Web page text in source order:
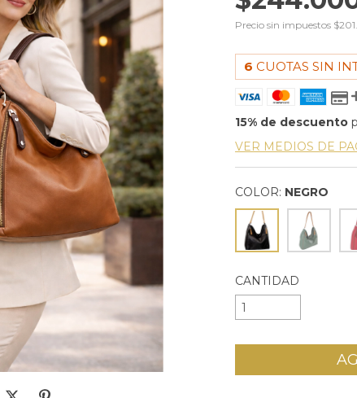
Precio sin impuestos
6 CUOTAS SIN
15% de descuento
VER MEDIOS DE
COLOR: NEGRO
CANTIDAD